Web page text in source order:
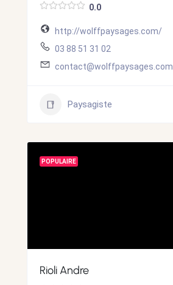
0.0
http://wolffpaysages.com/
03 88 51 31 02
contact@wolffpaysages.com
Paysagiste
POPULAIRE
Rioli Andre